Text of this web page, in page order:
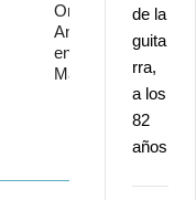
Omega 30
Aniversario
en Starlite
Marbella
de la
guita
rra,
a los
82
años